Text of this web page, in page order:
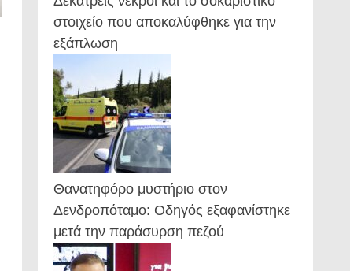
στοιχείο που αποκαλύφθηκε για την
εξάπλωση
Θανατηφόρο μυστήριο στον
Δενδροπόταμο: Οδηγός εξαφανίστηκε
μετά την παράσυρση πεζού